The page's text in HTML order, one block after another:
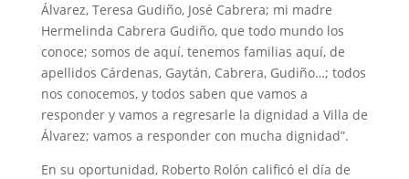
Álvarez, Teresa Gudiño, José Cabrera; mi madre
Hermelinda Cabrera Gudiño, que todo mundo los
conoce; somos de aquí, tenemos familias aquí, de
apellidos Cárdenas, Gaytán, Cabrera, Gudiño…; todos
nos conocemos, y todos saben que vamos a
responder y vamos a regresarle la dignidad a Villa de
Álvarez; vamos a responder con mucha dignidad”.
En su oportunidad, Roberto Rolón calificó el día de